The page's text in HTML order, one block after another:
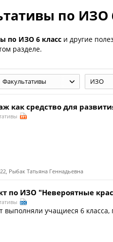
по ИЗО
по ИЗО 6 класс и другие
разделе.
Факультативы ИЗО
как средство для
Рыбак Татьяна Геннадьевна
по ИЗО "Невероятные
выполняли учащиеся 6